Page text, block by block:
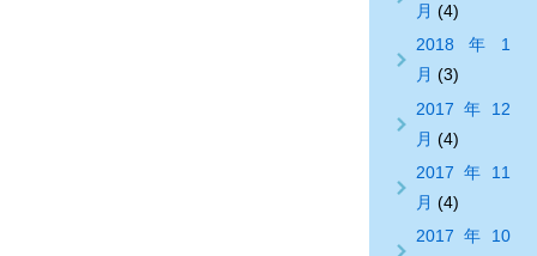
月 (4)
2018年1
月 (3)
2017年12
月 (4)
2017年11
月 (4)
2017年10